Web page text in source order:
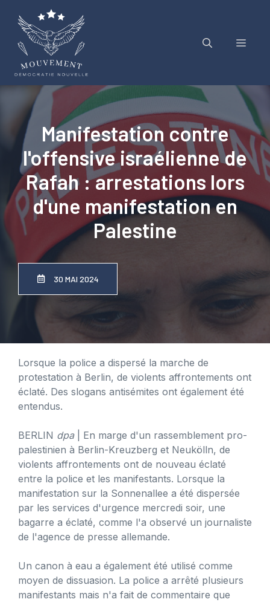
contenu
Menu
Manifestation contre
l'offensive israélienne de
Rafah : arrestations lors
d'une manifestation en
Palestine
30 MAI 2024
Lorsque la police a dispersé la marche de
protestation à Berlin, de violents affrontements ont
éclaté. Des slogans antisémites ont également été
entendus.
BERLIN dpa| En marge d'un rassemblement pro-
palestinien à Berlin-Kreuzberg et Neukölln, de
violents affrontements ont de nouveau éclaté
entre la police et les manifestants. Lorsque la
manifestation sur la Sonnenallee a été dispersée
par les services d'urgence mercredi soir, une
bagarre a éclaté, comme l'a observé un journaliste
de l'agence de presse allemande.
Un canon à eau a également été utilisé comme
moyen de dissuasion. La police a arrêté plusieurs
manifestants mais n'a fait de commentaire que